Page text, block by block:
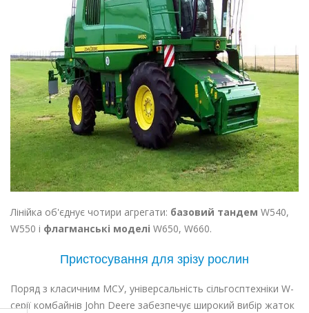
Лінійка об'єднує чотири агрегати: базовий тандем W540,
W550 і флагманські моделі W650, W660.
Пристосування для зрізу рослин
Поряд з класичним МСУ, універсальність сільгосптехніки W-
серії комбайнів John Deere забезпечує широкий вибір жаток